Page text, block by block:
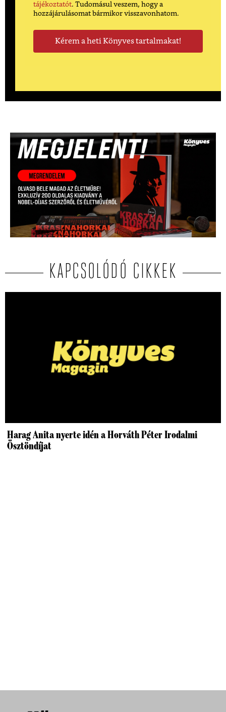
tájékoztatót. Tudomásul veszem, hogy a
hozzájárulásomat bármikor visszavonhatom.
KAPCSOLÓDÓ CIKKEK
Harag Anita nyerte idén a Horváth Péter Irodalmi
Ösztöndíjat